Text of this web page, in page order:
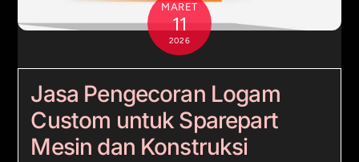
MARET
11
2026
Jasa Pengecoran Logam
Custom untuk Sparepart
Mesin dan Konstruksi